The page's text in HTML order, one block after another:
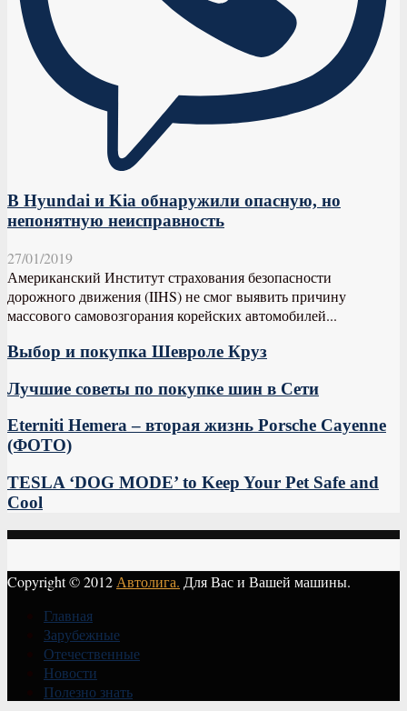
В Hyundai и Kia обнаружили опасную, но
непонятную неисправность
27/01/2019
Американский Институт страхования безопасности
дорожного движения (IIHS) не смог выявить причину
массового самовозгорания корейских автомобилей...
Выбор и покупка Шевроле Круз
Лучшие советы по покупке шин в Сети
Eterniti Hemera – вторая жизнь Porsche Cayenne
(ФОТО)
TESLA ‘DOG MODE’ to Keep Your Pet Safe and
Cool
Copyright © 2012 Автолига. Для Вас и Вашей машины.
Главная
Зарубежные
Отечественные
Новости
Полезно знать